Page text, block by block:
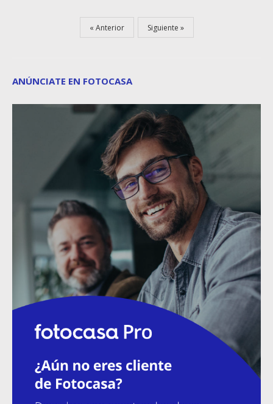
Anterior Siguiente
ANÚNCIATE EN FOTOCASA